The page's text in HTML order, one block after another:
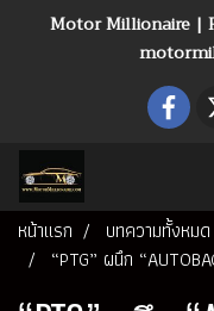
Motor Millionaire |
หน้าแรก บทความทั้งหมด
“PTG” ผนึก